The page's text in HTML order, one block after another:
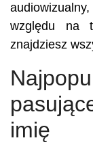
względu na
znajdziesz
imię